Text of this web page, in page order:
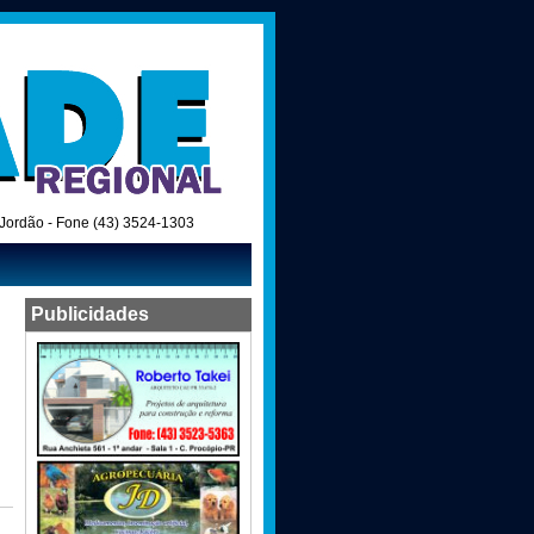
- Fone (43) 3524-1303
Publicidades